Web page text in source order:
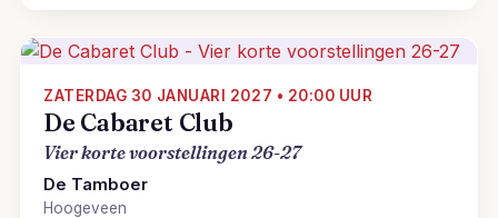
ZATERDAG 30 JANUARI 2027 • 20:00 UUR
De Cabaret Club
Vier korte voorstellingen 26-27
De Tamboer
Hoogeveen